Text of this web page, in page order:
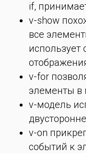
if,
v-show
все
использует
v-for
элементы в
v-модель
v-on
событий к